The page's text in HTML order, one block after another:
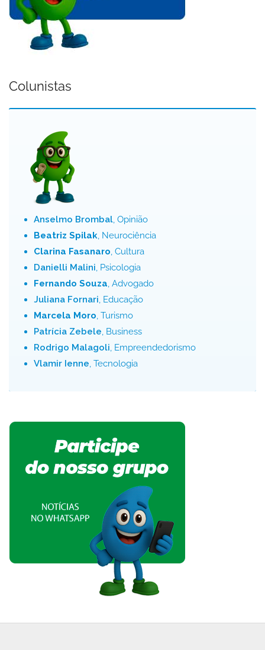
Colunistas
Anselmo Brombal, Opinião
Beatriz Spilak, Neurociência
Clarina Fasanaro, Cultura
Danielli Malini, Psicologia
Fernando Souza, Advogado
Juliana Fornari, Educação
Marcela Moro, Turismo
Patrícia Zebele, Business
Rodrigo Malagoli, Empreendedorismo
Vlamir Ienne, Tecnologia